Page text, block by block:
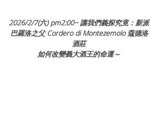
2026/2/7(六) pm2:00~ 讓我們義探究竟：新派
巴羅洛之父 Cordero di Montezemolo 蔻德洛
酒莊
如何改變義大酒王的命運～